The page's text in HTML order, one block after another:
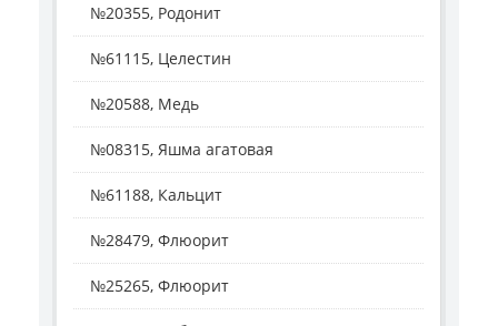
№20355, Родонит
№61115, Целестин
№20588, Медь
№08315, Яшма агатовая
№61188, Кальцит
№28479, Флюорит
№25265, Флюорит